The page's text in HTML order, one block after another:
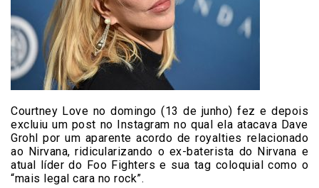
Courtney Love no domingo (13 de junho) fez e depois
excluiu um post no Instagram no qual ela atacava Dave
Grohl por um aparente acordo de royalties relacionado
ao Nirvana, ridicularizando o ex-baterista do Nirvana e
atual líder do Foo Fighters e sua tag coloquial como o
“mais legal cara no rock”.